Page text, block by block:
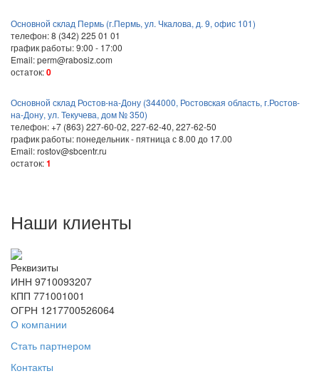
Основной склад Пермь (г.Пермь, ул. Чкалова, д. 9, офис 101)
телефон: 8 (342) 225 01 01
график работы: 9:00 - 17:00
Email: perm@rabosiz.com
остаток:0
Основной склад Ростов-на-Дону (344000, Ростовская область, г.Ростов-
на-Дону, ул. Текучева, дом № 350)
телефон: +7 (863) 227-60-02, 227-62-40, 227-62-50
график работы: понедельник - пятница с 8.00 до 17.00
Email: rostov@sbcentr.ru
остаток:1
Наши клиенты
Реквизиты
ИНН 9710093207
КПП 771001001
ОГРН 1217700526064
О компании
Стать партнером
Контакты